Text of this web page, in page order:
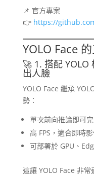
📌 官方專案
👉 https://
YOLO Face
🚀 1. 搭配 YOLO
出人臉
YOLO Face 繼承
勢：
單次前向推論即可
高 FPS，適合即時
可部署於 GPU、
這讓 YOLO Face 非常